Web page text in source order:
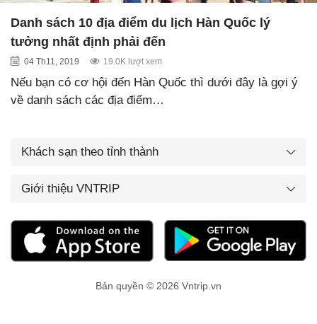
Danh sách 10 địa điểm du lịch Hàn Quốc lý
tưởng nhất định phải đến
04 Th11, 2019 19.0K lượt xem
Nếu bạn có cơ hội đến Hàn Quốc thì dưới đây là gợi ý
về danh sách các địa điểm…
Khách sạn theo tỉnh thành
Giới thiệu VNTRIP
Bản quyền © 2026 Vntrip.vn